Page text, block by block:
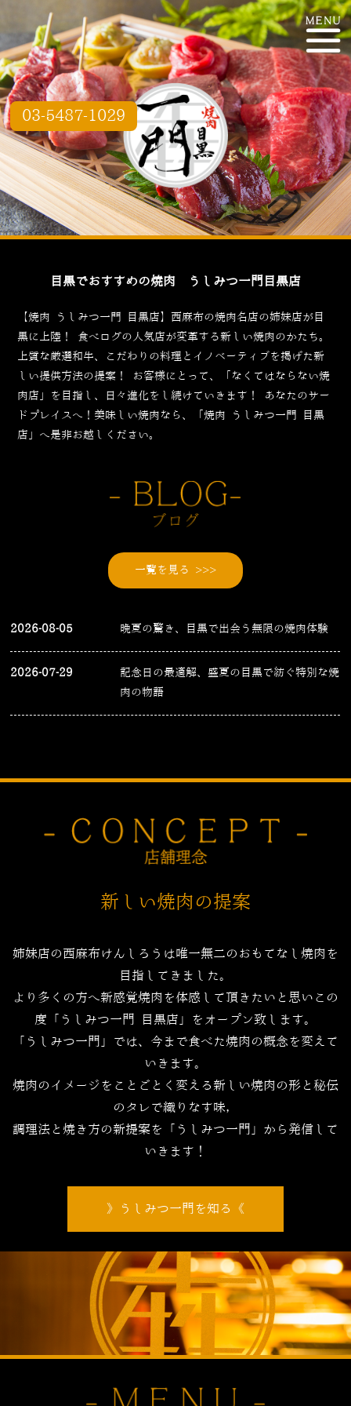
03-5487-1029
目黒でおすすめの焼肉 うしみつ一門目黒店
【焼肉 うしみつ一門 目黒店】西麻布の焼肉名店の姉妹店が目
黒に上陸！
食べログの人気店が変革する新しい焼肉のかたち。
上質な厳選和牛、こだわりの料理とイノベーティブを掲げた新
しい提供方法の提案！
お客様にとって、「なくてはならない焼
肉店」を目指し、日々進化をし続けていきます！
あなたのサー
ドプレイスへ！美味しい焼肉なら、「焼肉 うしみつ一門 目黒
店」へ是非お越しください。
一覧を見る >>>
2026-08-05 晩夏の驚き、目黒で出会う無限の焼肉体験
2026-07-29
記念日の最適解、盛夏の目黒で紡ぐ特別な焼
肉の物語
新しい焼肉の提案
姉妹店の西麻布けんしろうは唯一無二のおもてなし焼肉を
目指してきました。
より多くの方へ新感覚焼肉を体感して頂きたいと思いこの
度「うしみつ一門 目黒店」をオープン致します。
「うしみつ一門」では、今まで食べた焼肉の概念を変えて
いきます。
焼肉のイメージをことごとく変える新しい焼肉の形と秘伝
のタレで織りなす味，
調理法と焼き方の新提案を「うしみつ一門」から発信して
いきます！
うしみつ一門を知る